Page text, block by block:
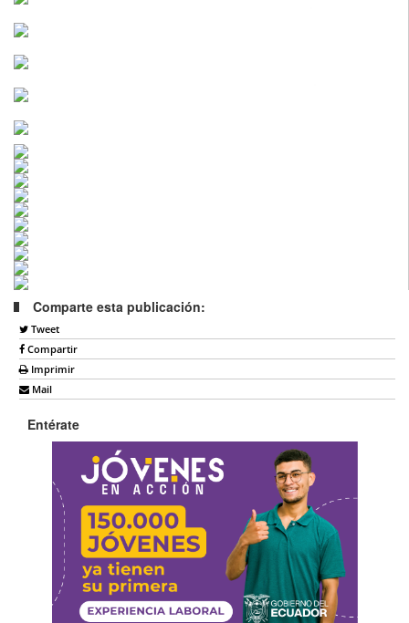
Comparte esta publicación:
Tweet
Compartir
Imprimir
Mail
Entérate